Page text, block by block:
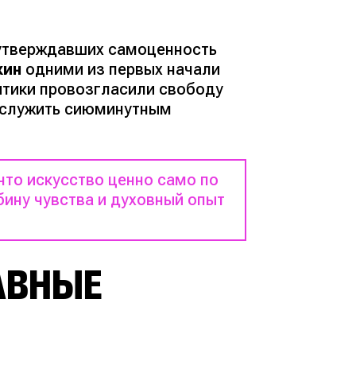
самоценность
одними из первых начали
провозгласили свободу
сиюминутным
искусство ценно само по
чувства и духовный опыт